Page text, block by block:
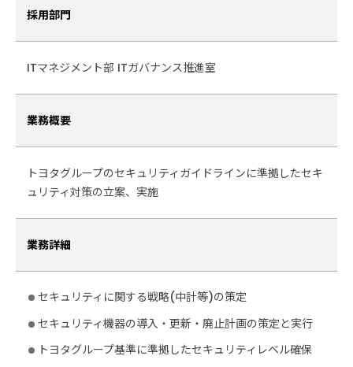
採用部門
ITマネジメント部 ITガバナンス推進室
業務概要
トヨタグループのセキュリティガイドラインに準拠したセキ
ュリティ対策の立案、実施
業務詳細
セキュリティに関する戦略(中計等)の策定
セキュリティ機器の導入・更新・廃止計画の策定と実行
トヨタグループ基準に準拠したセキュリティレベル確保